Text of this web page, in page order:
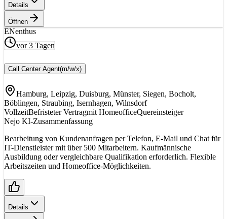
Details
Öffnen
ENenthus
vor 3 Tagen
Call Center Agent(m/w/x)
Hamburg, Leipzig, Duisburg, Münster, Siegen, Bocholt,
Böblingen, Straubing, Isernhagen, Wilnsdorf
VollzeitBefristeter Vertragmit HomeofficeQuereinsteiger
Nejo KI-Zusammenfassung
Bearbeitung von Kundenanfragen per Telefon, E-Mail und Chat für
IT-Dienstleister mit über 500 Mitarbeitern. Kaufmännische
Ausbildung oder vergleichbare Qualifikation erforderlich. Flexible
Arbeitszeiten und Homeoffice-Möglichkeiten.
Details